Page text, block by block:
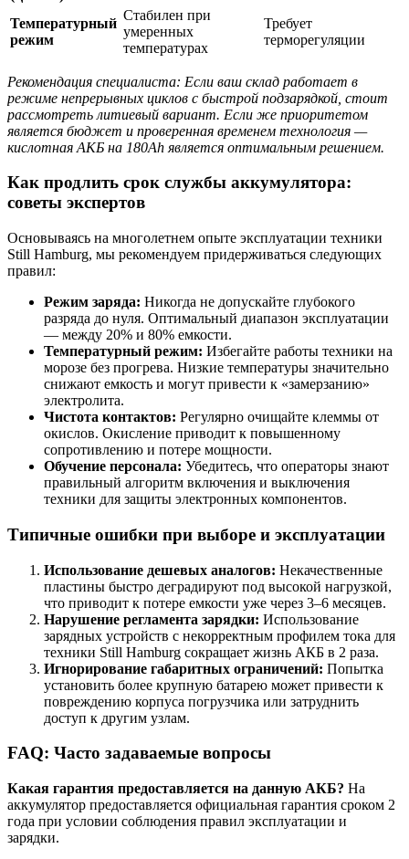
Температурный
режим
Стабилен при
умеренных
температурах
Требует
терморегуляции
Рекомендация специалиста: Если ваш склад работает в
режиме непрерывных циклов с быстрой подзарядкой, стоит
рассмотреть литиевый вариант. Если же приоритетом
является бюджет и проверенная временем технология —
кислотная АКБ на 180Ah является оптимальным решением.
Как продлить срок службы аккумулятора:
советы экспертов
Основываясь на многолетнем опыте эксплуатации техники
Still Hamburg, мы рекомендуем придерживаться следующих
правил:
Режим заряда: Никогда не допускайте глубокого
разряда до нуля. Оптимальный диапазон эксплуатации
— между 20% и 80% емкости.
Температурный режим: Избегайте работы техники на
морозе без прогрева. Низкие температуры значительно
снижают емкость и могут привести к «замерзанию»
электролита.
Чистота контактов: Регулярно очищайте клеммы от
окислов. Окисление приводит к повышенному
сопротивлению и потере мощности.
Обучение персонала: Убедитесь, что операторы знают
правильный алгоритм включения и выключения
техники для защиты электронных компонентов.
Типичные ошибки при выборе и эксплуатации
Использование дешевых аналогов: Некачественные
пластины быстро деградируют под высокой нагрузкой,
что приводит к потере емкости уже через 3–6 месяцев.
Нарушение регламента зарядки: Использование
зарядных устройств с некорректным профилем тока для
техники Still Hamburg сокращает жизнь АКБ в 2 раза.
Игнорирование габаритных ограничений: Попытка
установить более крупную батарею может привести к
повреждению корпуса погрузчика или затруднить
доступ к другим узлам.
FAQ: Часто задаваемые вопросы
Какая гарантия предоставляется на данную АКБ? На
аккумулятор предоставляется официальная гарантия сроком 2
года при условии соблюдения правил эксплуатации и
зарядки.